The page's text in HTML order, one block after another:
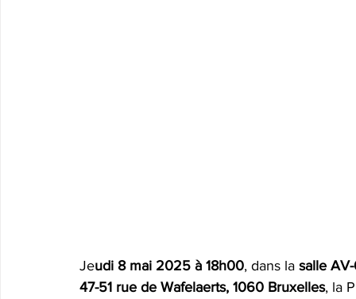
Jeudi 8 mai 2025 à 18h00, dans la salle
47-51 rue de Wafelaerts, 1060 Bruxelles, la